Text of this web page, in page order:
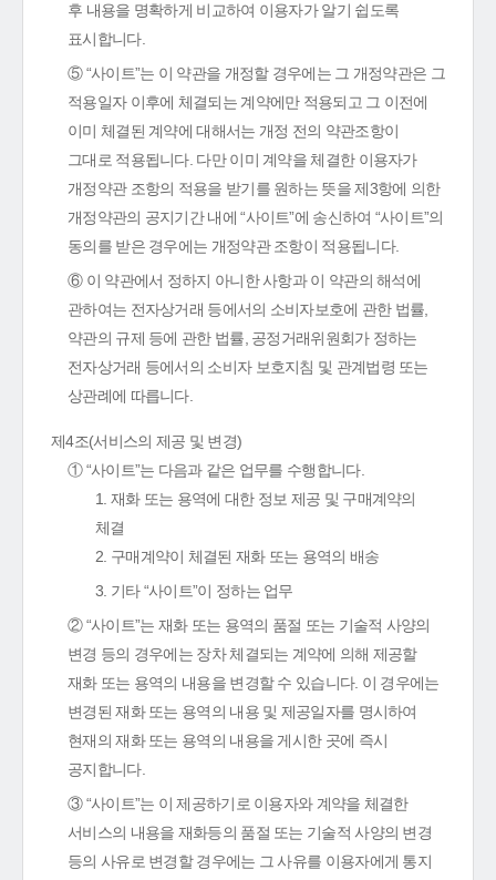
후 내용을 명확하게 비교하여 이용자가 알기 쉽도록
표시합니다.
⑤ “사이트”는 이 약관을 개정할 경우에는 그 개정약관은 그
적용일자 이후에 체결되는 계약에만 적용되고 그 이전에
이미 체결된 계약에 대해서는 개정 전의 약관조항이
그대로 적용됩니다. 다만 이미 계약을 체결한 이용자가
개정약관 조항의 적용을 받기를 원하는 뜻을 제3항에 의한
개정약관의 공지기간 내에 “사이트”에 송신하여 “사이트”의
동의를 받은 경우에는 개정약관 조항이 적용됩니다.
⑥ 이 약관에서 정하지 아니한 사항과 이 약관의 해석에
관하여는 전자상거래 등에서의 소비자보호에 관한 법률,
약관의 규제 등에 관한 법률, 공정거래위원회가 정하는
전자상거래 등에서의 소비자 보호지침 및 관계법령 또는
상관례에 따릅니다.
제4조(서비스의 제공 및 변경)
① “사이트”는 다음과 같은 업무를 수행합니다.
1. 재화 또는 용역에 대한 정보 제공 및 구매계약의
체결
2. 구매계약이 체결된 재화 또는 용역의 배송
3. 기타 “사이트”이 정하는 업무
② “사이트”는 재화 또는 용역의 품절 또는 기술적 사양의
변경 등의 경우에는 장차 체결되는 계약에 의해 제공할
재화 또는 용역의 내용을 변경할 수 있습니다. 이 경우에는
변경된 재화 또는 용역의 내용 및 제공일자를 명시하여
현재의 재화 또는 용역의 내용을 게시한 곳에 즉시
공지합니다.
③ “사이트”는 이 제공하기로 이용자와 계약을 체결한
서비스의 내용을 재화등의 품절 또는 기술적 사양의 변경
등의 사유로 변경할 경우에는 그 사유를 이용자에게 통지